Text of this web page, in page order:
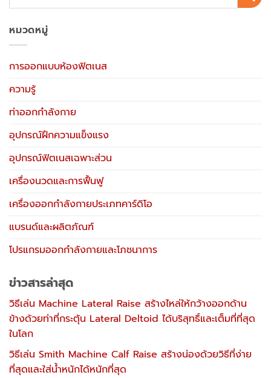
หมวดหมู่
การออกแบบห้องฟิตเนส
ความรู้
ท่าออกกำลังกาย
อุปกรณ์ฝึกความแข็งแรง
อุปกรณ์ฟิตเนสเฉพาะส่วน
เครื่องนวดและการฟื้นฟู
เครื่องออกกำลังกายประเภทคาร์ดิโอ
แบรนด์และผลิตภัณฑ์
โปรแกรมออกกำลังกายและโภชนาการ
ข่าวสารล่าสุด
วิธีเล่น Machine Lateral Raise สร้างไหล่ให้กว้างออกด้าน
ข้างด้วยท่าที่กระตุ้น Lateral Deltoid ได้บริสุทธิ์และเต็มที่ที่สุด
ในโลก
วิธีเล่น Smith Machine Calf Raise สร้างน่องด้วยวิธีที่ง่าย
ที่สุดและใส่น้ำหนักได้หนักที่สุด